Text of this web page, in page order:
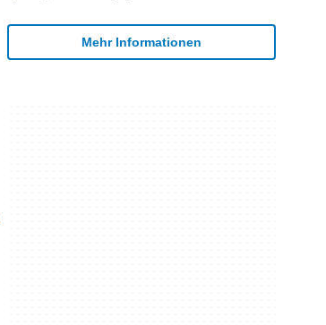
Mehr Informationen